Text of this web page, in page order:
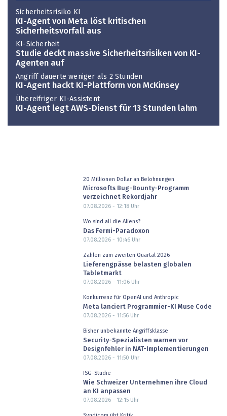
Sicherheitsrisiko KI
KI-Agent von Meta löst kritischen
Sicherheitsvorfall aus
KI-Sicherheit
Studie deckt massive Sicherheitsrisiken von KI-
Agenten auf
Angriff dauerte weniger als 2 Stunden
KI-Agent hackt KI-Plattform von McKinsey
Übereifriger KI-Assistent
KI-Agent legt AWS-Dienst für 13 Stunden lahm
20 Millionen Dollar an Belohnungen
Microsofts Bug-Bounty-Programm
verzeichnet Rekordjahr
07.08.2026 - 12:18Uhr
Wo sind all die Aliens?
Das Fermi-Paradoxon
07.08.2026 - 10:46Uhr
Zahlen zum zweiten Quartal 2026
Lieferengpässe belasten globalen
Tabletmarkt
07.08.2026 - 11:06Uhr
Konkurrenz für OpenAI und Anthropic
Meta lanciert Programmier-KI Muse Code
07.08.2026 - 11:56Uhr
Bisher unbekannte Angriffsklasse
Security-Spezialisten warnen vor
Designfehler in NAT-Implementierungen
07.08.2026 - 11:50 Uhr
ISG-Studie
Wie Schweizer Unternehmen ihre Cloud
an KI anpassen
07.08.2026 - 12:15Uhr